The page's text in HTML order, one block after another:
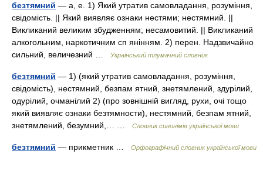
безтямний — а, е. 1) Який утратив самовладання, розуміння,
свідомість. || Який виявляє ознаки нестями; нестямний. ||
Викликаний великим збудженням; несамовитий. || Викликаний
алкогольним, наркотичним сп янінням. 2) перен. Надзвичайно
сильний, величезний …
Український тлумачний словник
безтямний — 1) (який утратив самовладання, розуміння,
свідомість), нестямний, безпам ятний, знетямлений, здурілий,
одурілий, очманілий 2) (про зовнішній вигляд, рухи, очі тощо
який виявляє ознаки безтямности), нестямний, безпам ятний,
знетямлений, безумний,… …
Словник синонімів української мови
безтямний — прикметник … Орфографічний словник української мови